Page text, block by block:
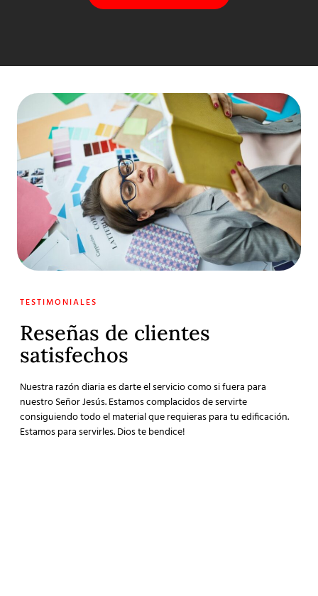
TESTIMONIALES
Reseñas de clientes
satisfechos
Nuestra razón diaria es darte el servicio como si fuera para
nuestro Señor Jesús. Estamos complacidos de servirte
consiguiendo todo el material que requieras para tu edificación.
Estamos para servirles. Dios te bendice!